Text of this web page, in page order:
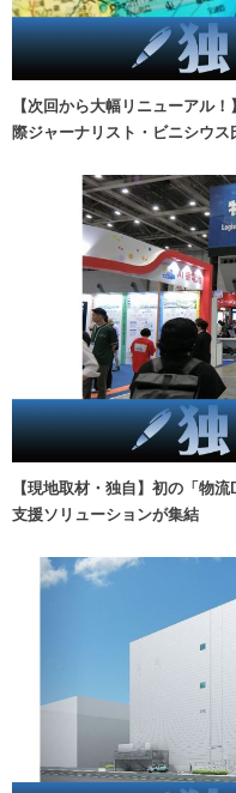
【次回から大幅リニューアル
際ジャーナリスト・ビニシウス
【現地取材・独自】初の「物
支援ソリューションが集結